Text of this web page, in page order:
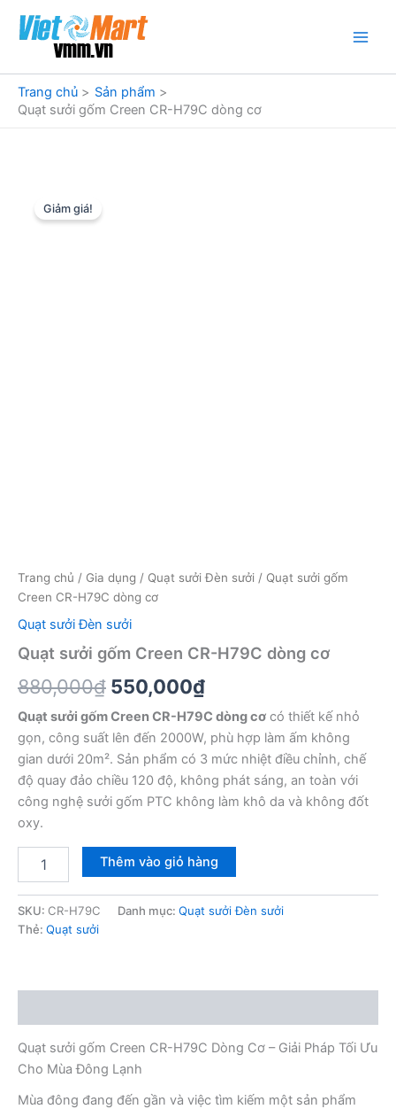
dung
Trang chủ
Sản phẩm
Quạt sưởi gốm Creen CR-H79C dòng cơ
Giảm giá!
Trang chủ / Gia dụng / Quạt sưởi Đèn sưởi / Quạt sưởi gốm
Creen CR-H79C dòng cơ
Quạt sưởi Đèn sưởi
Quạt sưởi gốm Creen CR-H79C dòng cơ
880,000₫ Giá
gốc
là:
880,000₫.
550,000₫Giá
hiện
tại
là:
550,000₫.
Quạt sưởi gốm Creen CR-H79C dòng cơ có thiết kế nhỏ
gọn, công suất lên đến 2000W, phù hợp làm ấm không
gian dưới 20m². Sản phẩm có 3 mức nhiệt điều chỉnh, chế
độ quay đảo chiều 120 độ, không phát sáng, an toàn với
công nghệ sưởi gốm PTC không làm khô da và không đốt
oxy.
Creen
CR-
Thêm vào giỏ hàng
SKU: CR-H79C Danh mục: Quạt sưởi Đèn sưởi
Thẻ: Quạt sưởi
Quạt sưởi gốm Creen CR-H79C Dòng Cơ – Giải Pháp Tối Ưu
Cho Mùa Đông Lạnh
Mùa đông đang đến gần và việc tìm kiếm một sản phẩm